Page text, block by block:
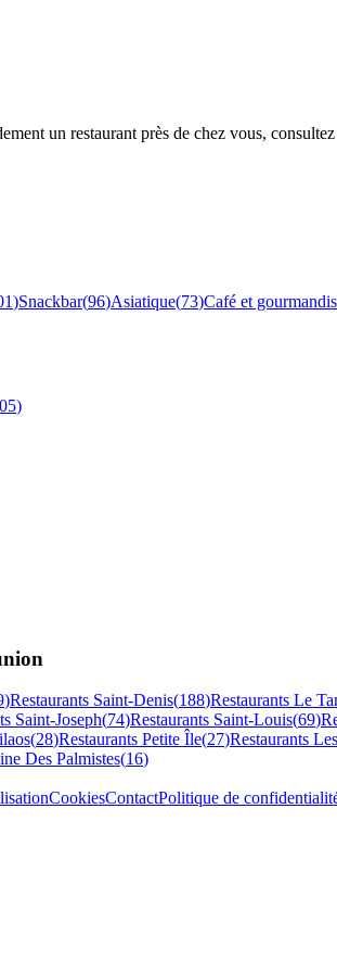
un restaurant près de chez vous,
)Snackbar(96)Asiatique(73)Café et
)
)Restaurants Saint-Denis(188)Restaurants Le
Saint-Joseph(74)Restaurants Saint-Louis(69)
(28)Restaurants Petite Île(27)Restaurants
Des Palmistes(16)
CookiesContactPolitique de